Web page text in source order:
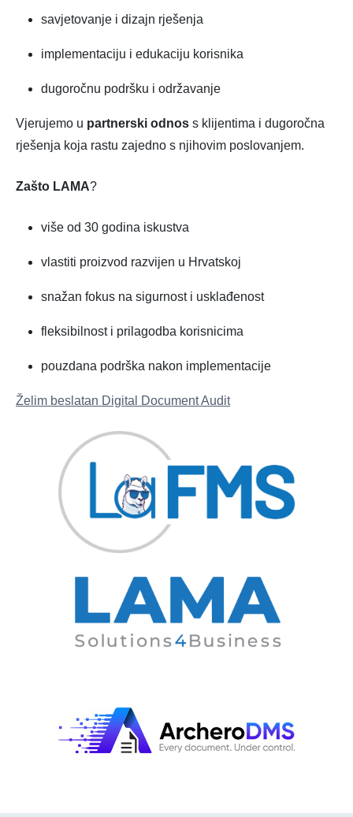
savjetovanje i dizajn rješenja
implementaciju i edukaciju korisnika
dugoročnu podršku i održavanje
Vjerujemo u partnerski odnos s klijentima i dugoročna
rješenja koja rastu zajedno s njihovim poslovanjem.
Zašto LAMA?
više od 30 godina iskustva
vlastiti proizvod razvijen u Hrvatskoj
snažan fokus na sigurnost i usklađenost
fleksibilnost i prilagodba korisnicima
pouzdana podrška nakon implementacije
Želim beslatan Digital Document Audit